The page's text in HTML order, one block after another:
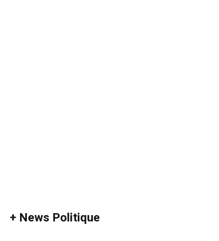
+ News Politique